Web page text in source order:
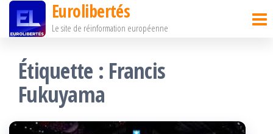
Passer
contenu
Eurolibertés
Le site de réinformation européenne
Étiquette : Francis
Fukuyama